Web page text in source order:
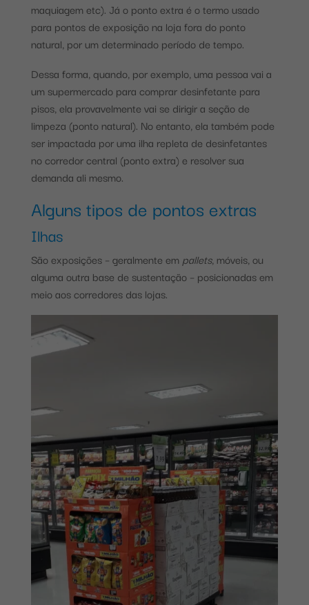
maquiagem etc). Já o ponto extra é o termo usado
para pontos de exposição na loja fora do ponto
natural, por um determinado período de tempo.
Dessa forma, quando, por exemplo, uma pessoa vai a
um supermercado para comprar desinfetante para
pisos, ela provavelmente vai se dirigir a seção de
limpeza (ponto natural). No entanto, ela também pode
ser impactada por uma ilha repleta de desinfetantes
no corredor central (ponto extra) e resolver sua
demanda ali mesmo.
Alguns tipos de pontos extras
Ilhas
São exposições – geralmente em pallets, móveis, ou
alguma outra base de sustentação – posicionadas em
meio aos corredores das lojas.